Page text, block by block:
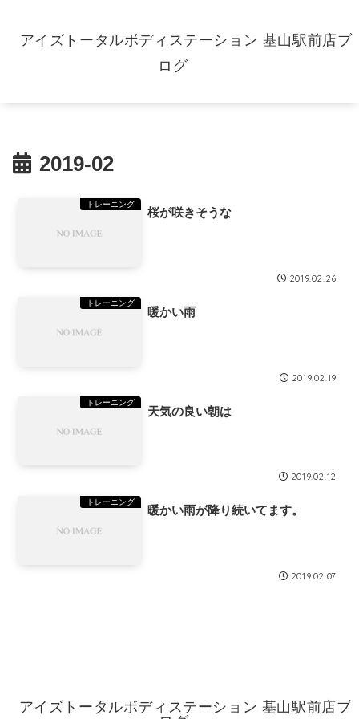
アイズトータルボディステーション 基山駅前店ブ
ログ
2019-02
トレーニング
桜が咲きそうな
2019.02.26
トレーニング
暖かい雨
2019.02.19
トレーニング
天気の良い朝は
2019.02.12
トレーニング
暖かい雨が降り続いてます。
2019.02.07
アイズトータルボディステーション 基山駅前店ブ